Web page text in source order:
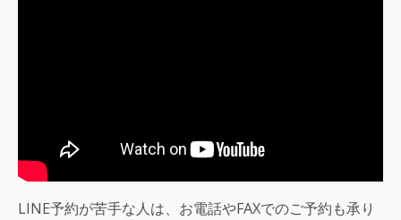
LINE予約が苦手な人は、お電話やFAXでのご予約も承り